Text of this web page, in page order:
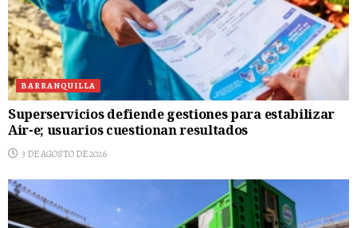
BARRANQUILLA
Superservicios defiende gestiones para estabilizar
Air-e; usuarios cuestionan resultados
3 DE AGOSTO DE 2026